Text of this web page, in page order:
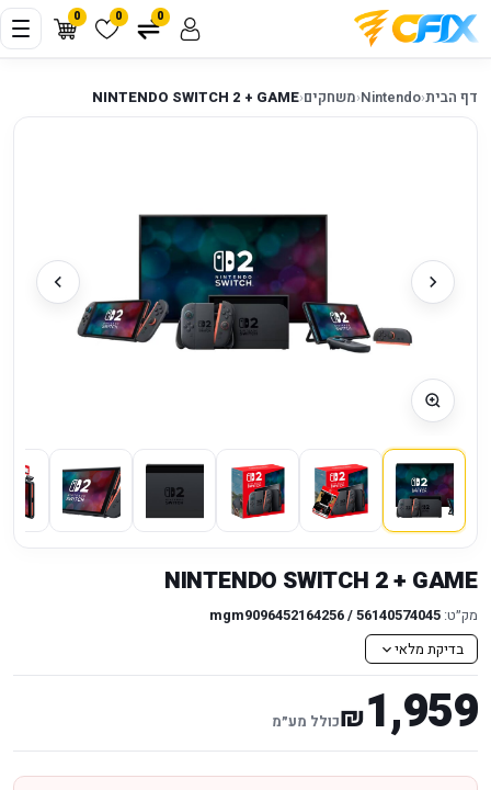
0 0 0
דף הבית‹
Nintendo
‹משחקים‹
NINTENDO SWITCH 2 + GAME
NINTENDO SWITCH 2 + GAME
מק״ט: mgm9096452164256 / 56140574045
בדיקת מלאי
1,959
₪כולל מע״מ